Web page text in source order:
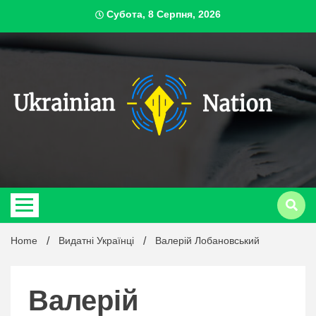
content
Субота, 8 Серпня, 2026
Home Видатні Українці Валерій Лобановський
Валерій